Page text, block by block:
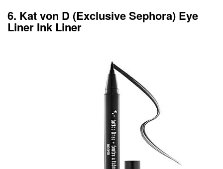
6. Kat von D (Exclusive Sephora) Eye
Liner Ink Liner